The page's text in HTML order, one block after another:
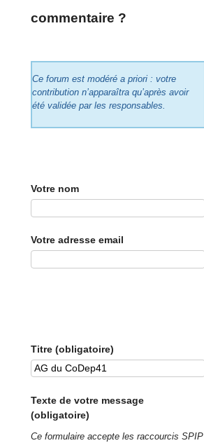
commentaire ?
Ce forum est modéré a priori : votre
contribution n’apparaîtra qu’après avoir
été validée par les responsables.
Votre nom
Votre adresse email
Titre (obligatoire)
Texte de votre message
(obligatoire)
Ce formulaire accepte les raccourcis SPIP